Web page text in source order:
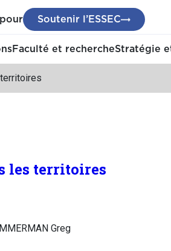
Soutenir l’ESSEC
Faculté et rechercheStratégie
les territoires
Greg